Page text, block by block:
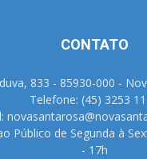
CONTATO
833 - 85930-000 -
Telefone: (45) 3253
Público de Segunda à
- 17h